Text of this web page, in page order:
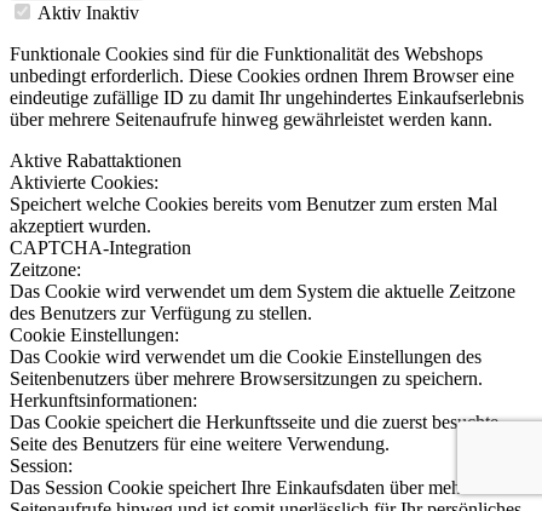
Aktiv Inaktiv
Funktionale Cookies sind für die Funktionalität des Webshops
unbedingt erforderlich. Diese Cookies ordnen Ihrem Browser eine
eindeutige zufällige ID zu damit Ihr ungehindertes Einkaufserlebnis
über mehrere Seitenaufrufe hinweg gewährleistet werden kann.
Aktive Rabattaktionen
Aktivierte Cookies:
Speichert welche Cookies bereits vom Benutzer zum ersten Mal
akzeptiert wurden.
CAPTCHA-Integration
Zeitzone:
Das Cookie wird verwendet um dem System die aktuelle Zeitzone
des Benutzers zur Verfügung zu stellen.
Cookie Einstellungen:
Das Cookie wird verwendet um die Cookie Einstellungen des
Seitenbenutzers über mehrere Browsersitzungen zu speichern.
Herkunftsinformationen:
Das Cookie speichert die Herkunftsseite und die zuerst besuchte
Seite des Benutzers für eine weitere Verwendung.
Session:
Das Session Cookie speichert Ihre Einkaufsdaten über mehrere